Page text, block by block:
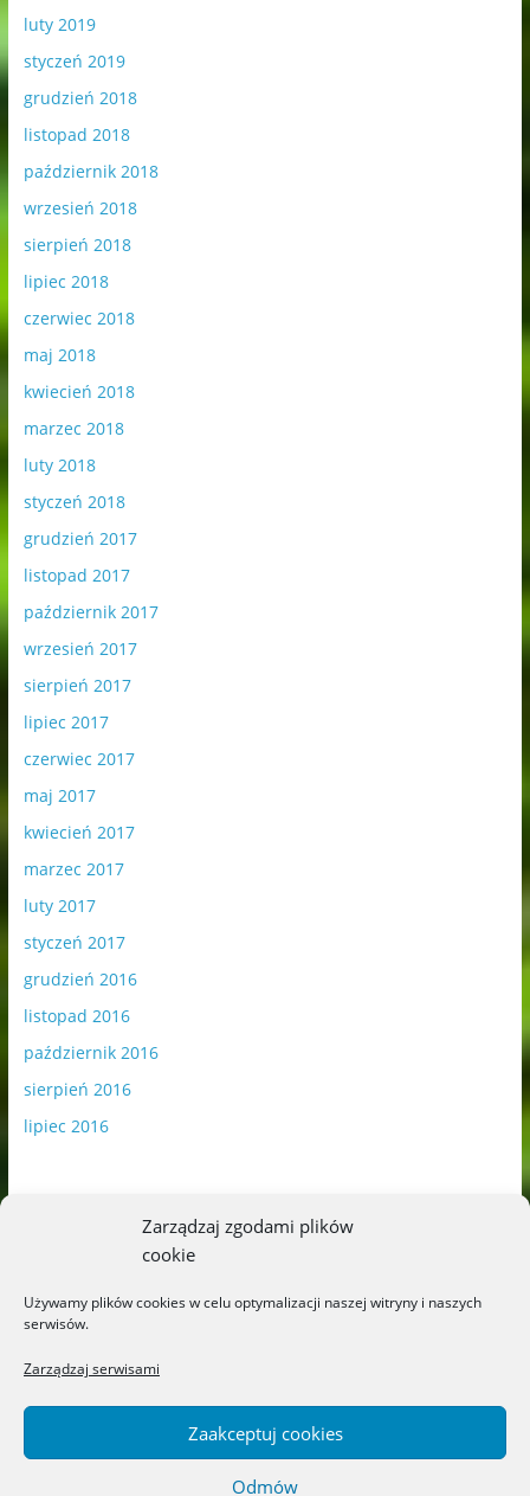
Zarządzaj zgodami plików
cookie
Używamy plików cookies w celu optymalizacji naszej witryny i naszych
serwisów.
Zarządzaj serwisami
Zaakceptuj cookies
Odmów
luty 2019
styczeń 2019
grudzień 2018
listopad 2018
październik 2018
wrzesień 2018
sierpień 2018
lipiec 2018
czerwiec 2018
maj 2018
kwiecień 2018
marzec 2018
luty 2018
styczeń 2018
grudzień 2017
listopad 2017
październik 2017
wrzesień 2017
sierpień 2017
lipiec 2017
czerwiec 2017
maj 2017
kwiecień 2017
marzec 2017
luty 2017
styczeń 2017
grudzień 2016
listopad 2016
październik 2016
sierpień 2016
lipiec 2016